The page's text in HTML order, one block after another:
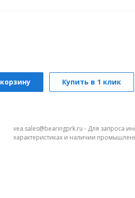
Купить в 1 клик
vea.sales@bearingprk.ru - Для запроса
характеристиках и наличии